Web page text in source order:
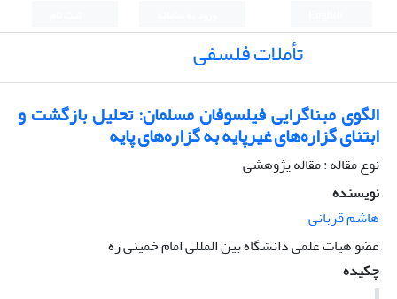
تأملات فلسفی
الگوی مبناگرایی فیلسوفان مسلمان: تحلیل بازگشت و
ابتنای گزاره‌های غیرپایه به گزاره‌های پایه
نوع مقاله : مقاله پژوهشی
نویسنده
هاشم قربانی
عضو هیات علمی دانشگاه بین المللی امام خمینی ره
چکیده